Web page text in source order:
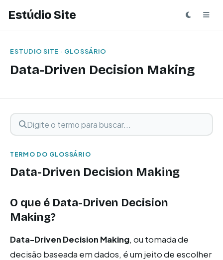
Estúdio Site
ESTUDIO SITE · GLOSSÁRIO
Data-Driven Decision Making
Buscar termo
Digite o termo para buscar
TERMO DO GLOSSÁRIO
Data-Driven Decision Making
O que é Data-Driven Decision
Making?
Data-Driven Decision Making, ou tomada de
decisão baseada em dados, é um jeito de escolher